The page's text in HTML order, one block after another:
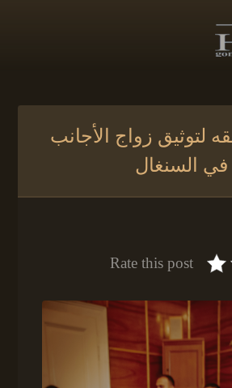
لتوثيق زواج الأجانب
في السنغال
Rate this post